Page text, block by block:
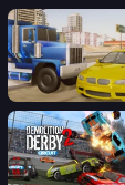
Crazy Car Stunts